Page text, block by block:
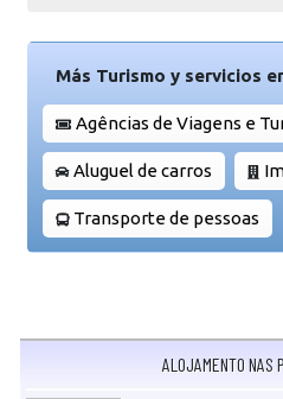
Más Turismo y servicios
Agências de Viagens e
Aluguel de carros
Transporte de pessoas
ALOJAMENTO NAS